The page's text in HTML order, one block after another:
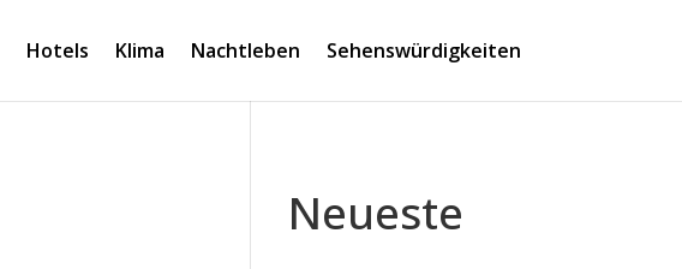
Hotels Klima Nachtleben Sehenswürdigkeiten
Neueste